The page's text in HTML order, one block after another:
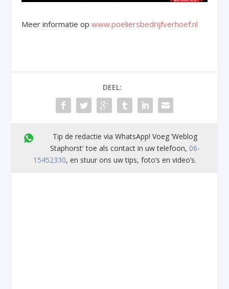
Meer informatie opwww.poeliersbedrijfverhoef.nl
DEEL:
Tip de redactie via WhatsApp! Voeg ’Weblog
Staphorst' toe als contact in uw telefoon, 06-
15452330, en stuur ons uw tips, foto’s en video’s.